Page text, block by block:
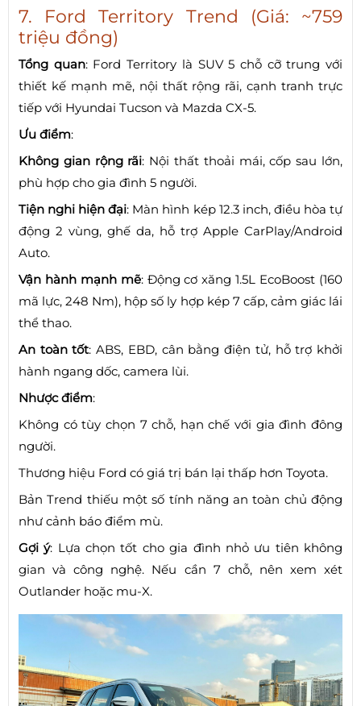
7. Ford Territory Trend (Giá: ~759
triệu đồng)
Tổng quan: Ford Territory là SUV 5 chỗ cỡ trung với
thiết kế mạnh mẽ, nội thất rộng rãi, cạnh tranh trực
tiếp với Hyundai Tucson và Mazda CX-5.
Ưu điểm:
Không gian rộng rãi: Nội thất thoải mái, cốp sau lớn,
phù hợp cho gia đình 5 người.
Tiện nghi hiện đại: Màn hình kép 12.3 inch, điều hòa tự
động 2 vùng, ghế da, hỗ trợ Apple CarPlay/Android
Auto.
Vận hành mạnh mẽ: Động cơ xăng 1.5L EcoBoost (160
mã lực, 248 Nm), hộp số ly hợp kép 7 cấp, cảm giác lái
thể thao.
An toàn tốt: ABS, EBD, cân bằng điện tử, hỗ trợ khởi
hành ngang dốc, camera lùi.
Nhược điểm:
Không có tùy chọn 7 chỗ, hạn chế với gia đình đông
người.
Thương hiệu Ford có giá trị bán lại thấp hơn Toyota.
Bản Trend thiếu một số tính năng an toàn chủ động
như cảnh báo điểm mù.
Gợi ý: Lựa chọn tốt cho gia đình nhỏ ưu tiên không
gian và công nghệ. Nếu cần 7 chỗ, nên xem xét
Outlander hoặc mu-X.